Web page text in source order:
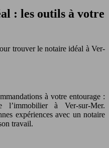
: les outils à votre
trouver le notaire idéal à Ver-
à votre entourage :
l’immobilier à Ver-sur-Mer.
expériences avec un notaire
travail.